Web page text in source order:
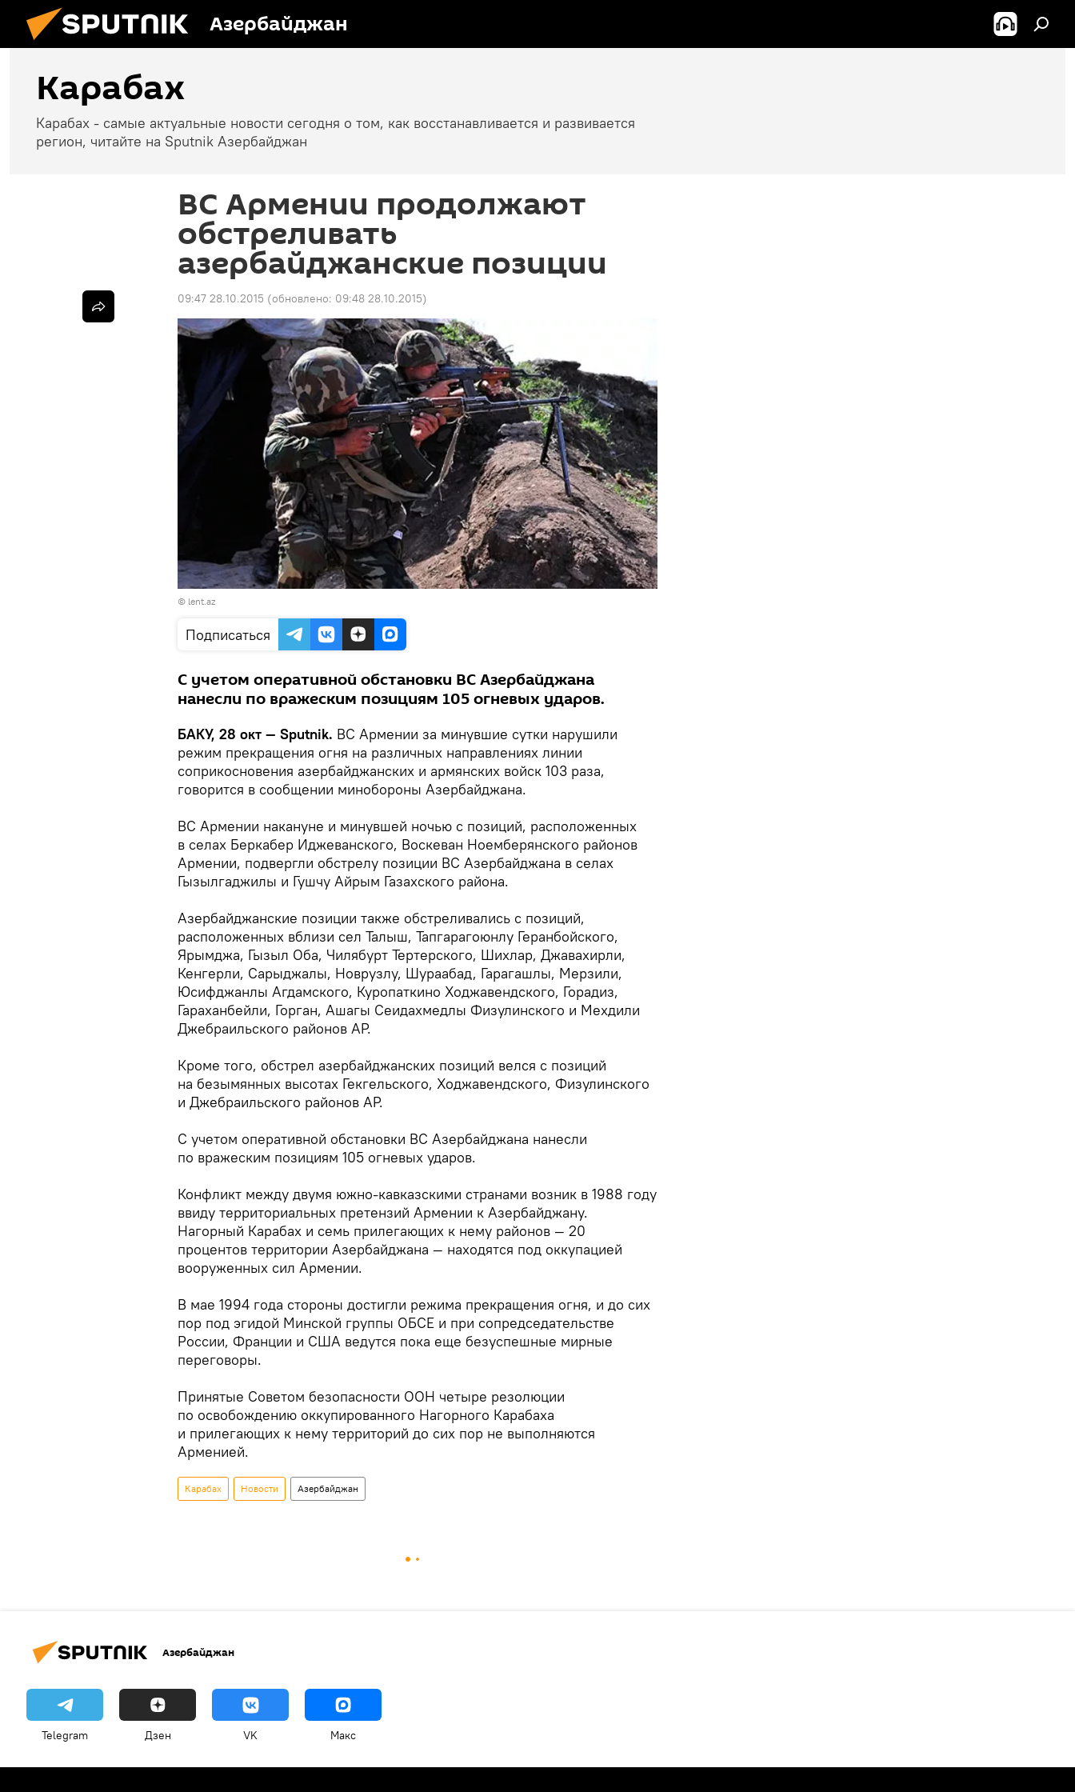
Азербайджан
Карабах
Карабах - самые актуальные новости сегодня о том, как восстанавливается и развивается
регион, читайте на Sputnik Азербайджан
ВС Армении продолжают
обстреливать
азербайджанские позиции
09:47 28.10.2015 (обновлено: 09:48 28.10.2015)
© lent.az
Подписаться
С учетом оперативной обстановки ВС Азербайджана
нанесли по вражеским позициям 105 огневых ударов.
БАКУ, 28 окт — Sputnik. ВС Армении за минувшие сутки нарушили
режим прекращения огня на различных направлениях линии
соприкосновения азербайджанских и армянских войск 103 раза,
говорится в сообщении минобороны Азербайджана.
ВС Армении накануне и минувшей ночью с позиций, расположенных
в селах Беркабер Иджеванского, Воскеван Ноемберянского районов
Армении, подвергли обстрелу позиции ВС Азербайджана в селах
Гызылгаджилы и Гушчу Айрым Газахского района.
Азербайджанские позиции также обстреливались с позиций,
расположенных вблизи сел Талыш, Тапгарагоюнлу Геранбойского,
Ярымджа, Гызыл Оба, Чилябурт Тертерского, Шихлар, Джавахирли,
Кенгерли, Сарыджалы, Новрузлу, Шураабад, Гарагашлы, Мерзили,
Юсифджанлы Агдамского, Куропаткино Ходжавендского, Горадиз,
Гараханбейли, Горган, Ашагы Сеидахмедлы Физулинского и Мехдили
Джебраильского районов АР.
Кроме того, обстрел азербайджанских позиций велся с позиций
на безымянных высотах Гекгельского, Ходжавендского, Физулинского
и Джебраильского районов АР.
С учетом оперативной обстановки ВС Азербайджана нанесли
по вражеским позициям 105 огневых ударов.
Конфликт между двумя южно-кавказскими странами возник в 1988 году
ввиду территориальных претензий Армении к Азербайджану.
Нагорный Карабах и семь прилегающих к нему районов — 20
процентов территории Азербайджана — находятся под оккупацией
вооруженных сил Армении.
В мае 1994 года стороны достигли режима прекращения огня, и до сих
пор под эгидой Минской группы ОБСЕ и при сопредседательстве
России, Франции и США ведутся пока еще безуспешные мирные
переговоры.
Принятые Советом безопасности ООН четыре резолюции
по освобождению оккупированного Нагорного Карабаха
и прилегающих к нему территорий до сих пор не выполняются
Арменией.
Карабах Новости Азербайджан
Азербайджан
Telegram Дзен VK Макс